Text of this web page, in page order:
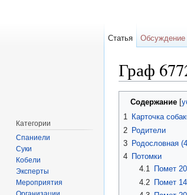
Граф
Содержание[
1 Карточка
2 Родители
3 Родословная
4 Потомки
4.1
Помет
4.2
Помет
Статья Обсуждение
Категории
Спаниели
Суки
Кобели
Эксперты
Мероприятия